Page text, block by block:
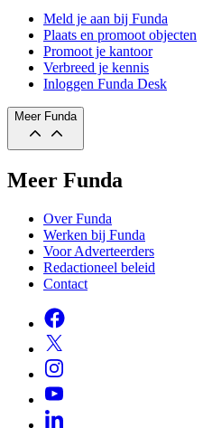
Meld je aan bij Funda
Plaats en promoot objecten
Promoot je kantoor
Verbreed je kennis
Inloggen Funda Desk
Meer Funda
Meer Funda
Over Funda
Werken bij Funda
Voor Adverteerders
Redactioneel beleid
Contact